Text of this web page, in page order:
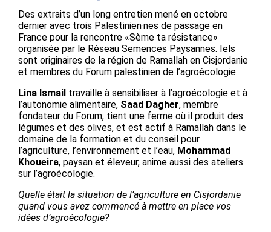
Des extraits d’un long entretien mené en octobre
dernier avec trois Palestinien·nes de passage en
France pour la rencontre «Sème ta résistance»
organisée par le Réseau Semences Paysannes. Iels
sont originaires de la région de Ramallah en Cisjordanie
et membres du Forum palestinien de l’agroécologie.
Lina Ismail travaille à sensibiliser à l’agroécologie et à
l’autonomie alimentaire, Saad Dagher, membre
fondateur du Forum, tient une ferme où il produit des
légumes et des olives, et est actif à Ramallah dans le
domaine de la formation et du conseil pour
l’agriculture, l’environnement et l’eau, Mohammad
Khoueira, paysan et éleveur, anime aussi des ateliers
sur l’agroécologie.
Quelle était la situation de l’agriculture en Cisjordanie
quand vous avez commencé à mettre en place vos
idées d’agroécologie?